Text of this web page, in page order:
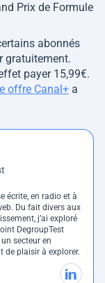
Prix de Formule
abonnés
gratuitement.
payer 15,99€.
offre Canal+ a
écrite, en radio et à
Du fait divers aux
j’ai exploré
DegroupTest
secteur en
de plaisir à explorer.